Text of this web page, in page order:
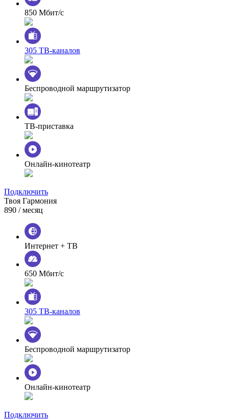
850 Мбит/с
305 ТВ-каналов
Беспроводной маршрутизатор
ТВ-приставка
Онлайн-кинотеатр
Подключить
Твоя Гармония
890 / месяц
Интернет + ТВ
650 Мбит/с
305 ТВ-каналов
Беспроводной маршрутизатор
Онлайн-кинотеатр
Подключить